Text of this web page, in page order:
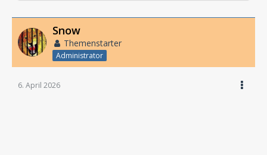
Snow
Themenstarter
Administrator
6. April 2026